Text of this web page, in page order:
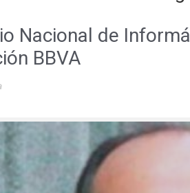
Nacional de
BBVA